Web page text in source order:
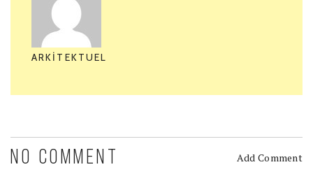
ARKITEKTUEL
NO COMMENT Add Comment